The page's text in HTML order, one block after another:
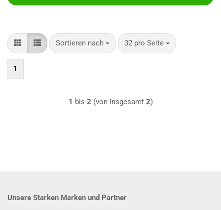
Sortieren nach
Sortieren nach 32 pro Seite
pro Seite
1
1 bis 2 (von insgesamt 2)
Unsere Starken Marken und Partner